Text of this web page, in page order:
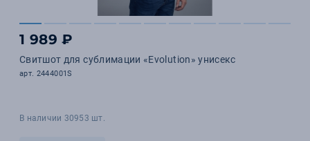
1 989 ₽
Свитшот для сублимации «Evolution» унисекс
арт. 2444001S
В наличии 30953 шт.